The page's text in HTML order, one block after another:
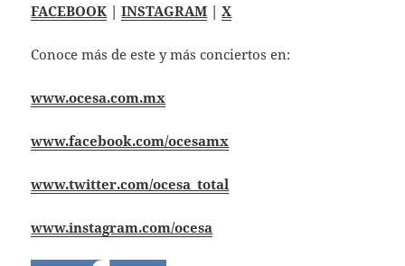
FACEBOOK |INSTAGRAM |X
Conoce más de este y más conciertos en:
www.ocesa.com.mx
www.facebook.com/ocesamx
www.twitter.com/ocesa_total
www.instagram.com/ocesa